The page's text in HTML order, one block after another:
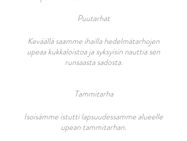
Puutarhat
Keväällä saamme ihailla hedelmätarhojen
upeaa kukkaloistoa ja syksyisin nauttia sen
runsaasta sadosta.
Tammitarha
Isoisämme istutti lapsuudessamme alueelle
upean tammitarhan.